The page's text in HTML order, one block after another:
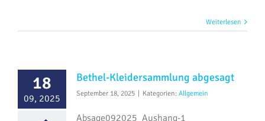
Weiterlesen
18
09, 2025
Bethel-Kleidersammlung abgesagt
September 18, 2025 Kategorien: Allgemein
Absage092025_Aushang-1